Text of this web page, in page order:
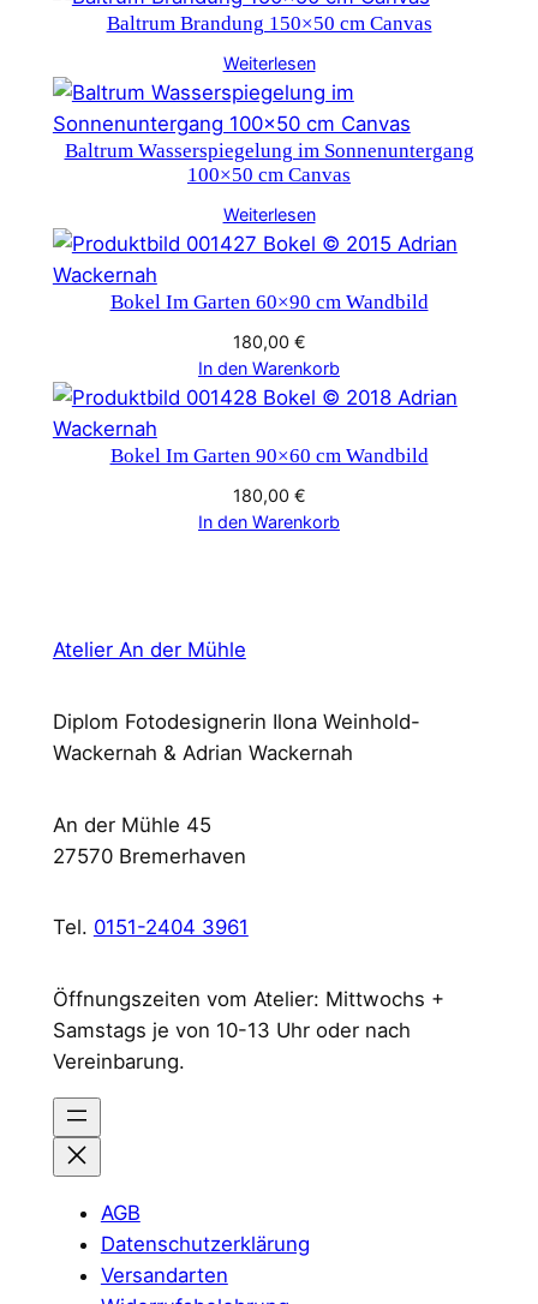
Baltrum Brandung 150×50 cm Canvas
Weiterlesen
Baltrum Wasserspiegelung im Sonnenuntergang
100×50 cm Canvas
Weiterlesen
Bokel Im Garten 60×90 cm Wandbild
180,00 €
In den Warenkorb
Bokel Im Garten 90×60 cm Wandbild
180,00 €
In den Warenkorb
Atelier An der Mühle
Diplom Fotodesignerin Ilona Weinhold-
Wackernah & Adrian Wackernah
An der Mühle 45
27570 Bremerhaven
Tel. 0151-2404 3961
Öffnungszeiten vom Atelier: Mittwochs +
Samstags je von 10-13 Uhr oder nach
Vereinbarung.
AGB
Datenschutzerklärung
Versandarten